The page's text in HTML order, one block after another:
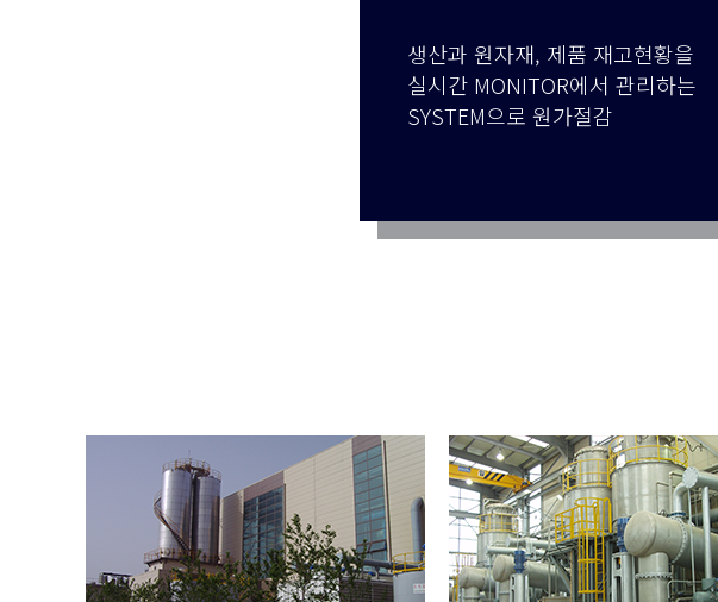
생산과 원자재, 제품 재고현황을
실시간 MONITOR에서 관리하는
SYSTEM으로 원가절감